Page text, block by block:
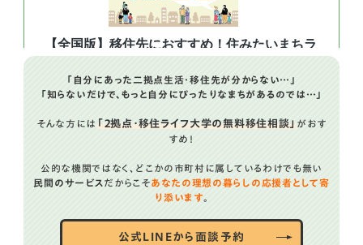
「自分にあった二拠点生活・移住先が分からない…」
「知らないだけで、もっと自分にぴったりなまちがあるのでは…」
そんな方には「２拠点・移住ライフ大学の無料移住相談」がおす
すめ！
公的な機関ではなく、どこかの市町村に属しているわけでも無い
民間のサービスだからこそあなたの理想の暮らしの応援者として寄
り添います。
公式LINEから面談予約